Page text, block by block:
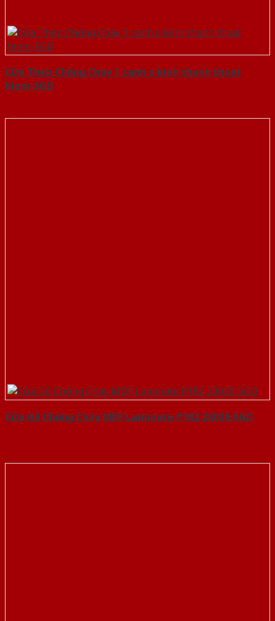
Cửa Thép Chống Cháy 1 canh o kinh thanh thoat
hiem-SGD
Cửa Gỗ Chống Cháy MDF Laminate P1R2 23029-SGD